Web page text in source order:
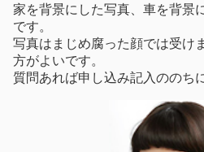
家を背景にした写真、車を背景
です。
写真はまじめ腐った顔では受け
方がよいです。
質問あれば申し込み記入ののち